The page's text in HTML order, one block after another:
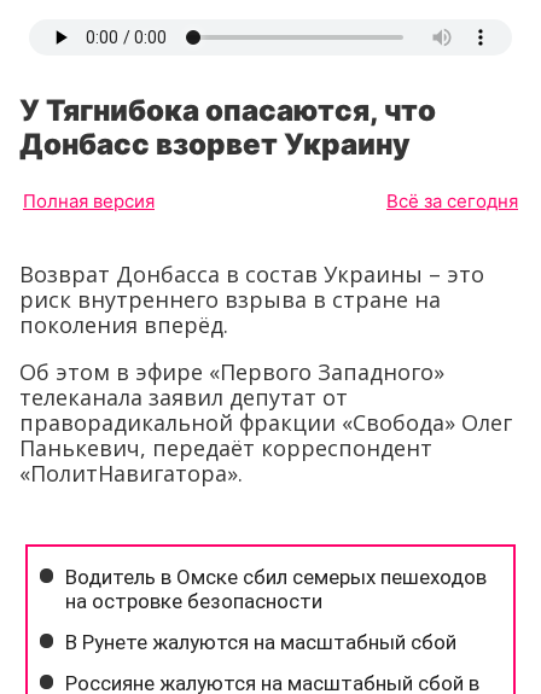
У Тягнибока опасаются, что
Донбасс взорвет Украину
Полная версия Всё за сегодня
Возврат Донбасса в состав Украины – это
риск внутреннего взрыва в стране на
поколения вперёд.
Об этом в эфире «Первого Западного»
телеканала заявил депутат от
праворадикальной фракции «Свобода» Олег
Панькевич, передаёт корреспондент
«ПолитНавигатора».